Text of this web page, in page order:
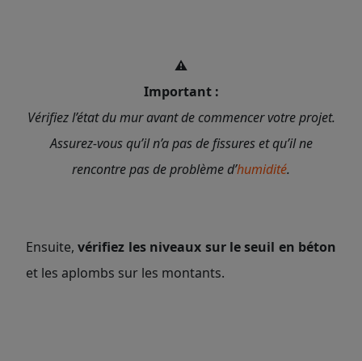
⚠️
Important :
Vérifiez l’état du mur avant de commencer votre projet.
Assurez-vous qu’il n’a pas de fissures et qu’il ne
rencontre pas de problème d’humidité.
Ensuite, vérifiez les niveaux sur le seuil en béton
et les aplombs sur les montants.